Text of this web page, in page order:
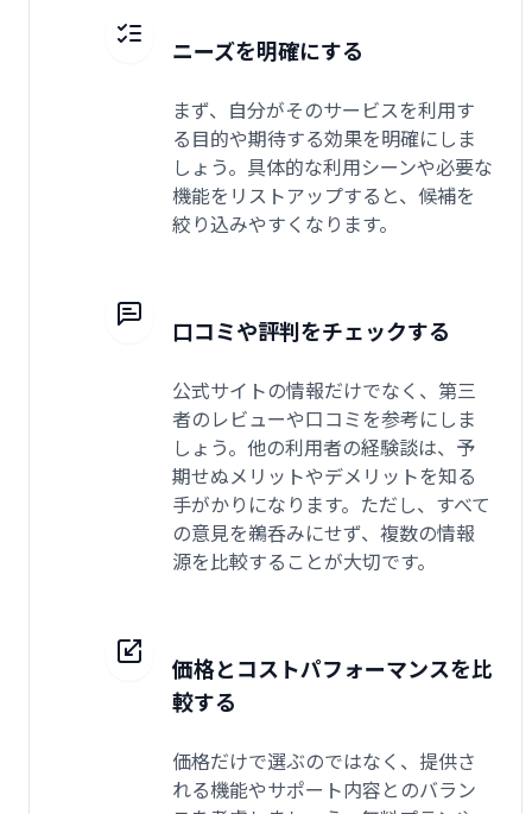
ニーズを明確にする
まず、自分がそのサービスを利用す
る目的や期待する効果を明確にしま
しょう。具体的な利用シーンや必要な
機能をリストアップすると、候補を
絞り込みやすくなります。
口コミや評判をチェックする
公式サイトの情報だけでなく、第三
者のレビューや口コミを参考にしま
しょう。他の利用者の経験談は、予
期せぬメリットやデメリットを知る
手がかりになります。ただし、すべて
の意見を鵜呑みにせず、複数の情報
源を比較することが大切です。
価格とコストパフォーマンスを比
較する
価格だけで選ぶのではなく、提供さ
れる機能やサポート内容とのバラン